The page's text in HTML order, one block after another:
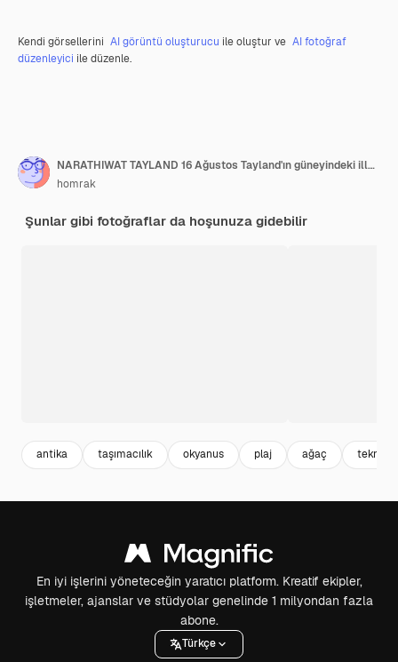
Kendi görsellerini AI görüntü oluşturucu ile oluştur ve AI fotoğraf
düzenleyici ile düzenle.
NARATHIWAT TAYLAND 16 Ağustos Tayland'ın güneyindeki illerin Banton Plajı'nda 16 Ağustos 2019'da Narathiwat Tayland'da Kolek veya Koleh geleneksel balıkçı teknesiyle manzara ve rüzgar görüntüsü
homrak
Şunlar gibi fotoğraflar da hoşunuza gidebilir
antika taşımacılık okyanus plaj ağaç tekne
En iyi işlerini yöneteceğin yaratıcı platform. Kreatif ekipler,
işletmeler, ajanslar ve stüdyolar genelinde 1 milyondan fazla
abone.
Türkçe